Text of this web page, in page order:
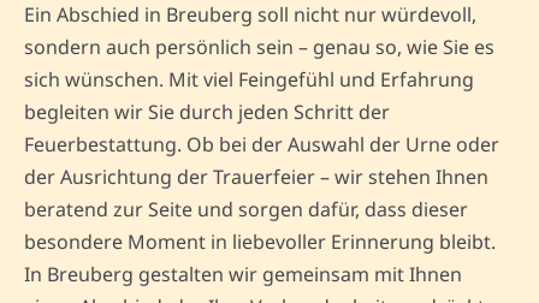
Ein Abschied in Breuberg soll nicht nur würdevoll,
sondern auch persönlich sein – genau so, wie Sie es
sich wünschen. Mit viel Feingefühl und Erfahrung
begleiten wir Sie durch jeden Schritt der
Feuerbestattung. Ob bei der Auswahl der Urne oder
der Ausrichtung der Trauerfeier – wir stehen Ihnen
beratend zur Seite und sorgen dafür, dass dieser
besondere Moment in liebevoller Erinnerung bleibt.
In Breuberg gestalten wir gemeinsam mit Ihnen